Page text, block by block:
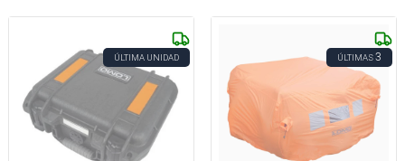
ÚLTIMA UNIDAD ÚLTIMAS3